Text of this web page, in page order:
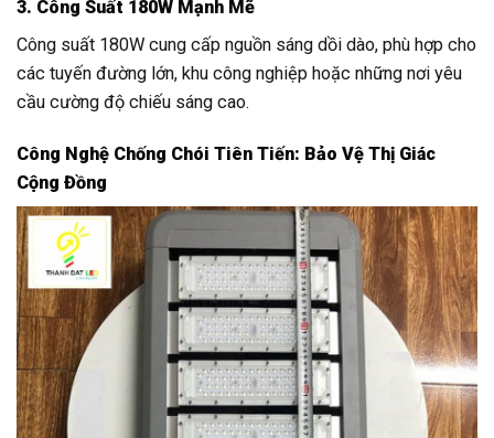
3. Công Suất 180W Mạnh Mẽ
Công suất 180W cung cấp nguồn sáng dồi dào, phù hợp cho
các tuyến đường lớn, khu công nghiệp hoặc những nơi yêu
cầu cường độ chiếu sáng cao.
Công Nghệ Chống Chói Tiên Tiến: Bảo Vệ Thị Giác
Cộng Đồng